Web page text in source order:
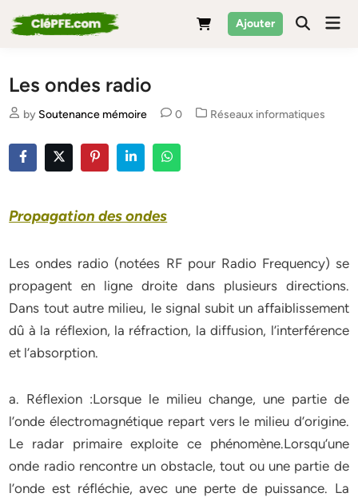
to
Ajouter
Les ondes radio
by Soutenance mémoire 0
Posted
Réseaux informatiques
Propagation des ondes
Les ondes radio (notées RF pour Radio Frequency) se
propagent en ligne droite dans plusieurs directions.
Dans tout autre milieu, le signal subit un affaiblissement
dû à la réflexion, la réfraction, la diffusion, l’interférence
et l’absorption.
a. Réflexion :Lorsque le milieu change, une partie de
l’onde électromagnétique repart vers le milieu d’origine.
Le radar primaire exploite ce phénomène.Lorsqu’une
onde radio rencontre un obstacle, tout ou une partie de
l’onde est réfléchie, avec une perte de puissance. La